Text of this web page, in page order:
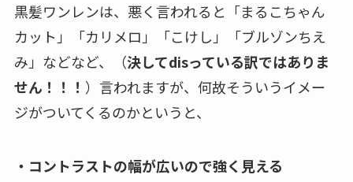
黒髪ワンレンは、悪く言われると「まるこちゃん
カット」「カリメロ」「こけし」「ブルゾンちえ
み」などなど、（決してdisっている訳ではありま
せん！！！ ）言われますが、何故そういうイメー
ジがついてくるのかというと、
・コントラストの幅が広いので強く見える